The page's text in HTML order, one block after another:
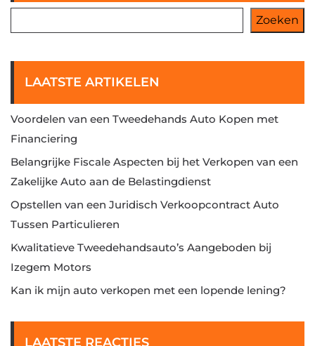
Zoeken
LAATSTE ARTIKELEN
Voordelen van een Tweedehands Auto Kopen met
Financiering
Belangrijke Fiscale Aspecten bij het Verkopen van een
Zakelijke Auto aan de Belastingdienst
Opstellen van een Juridisch Verkoopcontract Auto
Tussen Particulieren
Kwalitatieve Tweedehandsauto’s Aangeboden bij
Izegem Motors
Kan ik mijn auto verkopen met een lopende lening?
LAATSTE REACTIES